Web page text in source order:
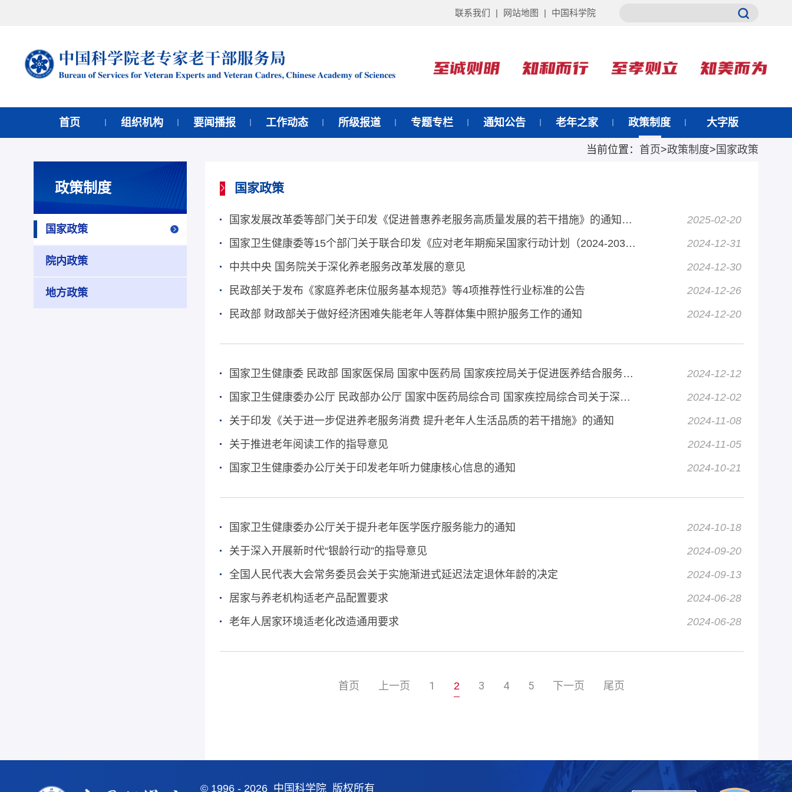
联系我们 | 网站地图 | 中国科学院
首页 组织机构 要闻播报 工作动态 所级报道 专题专栏 通知公告 老年之家 政策制度 大字版
当前位置： 首页>政策制度> 国家政策
政策制度
国家政策
院内政策
地方政策
国家政策
国家发展改革委等部门关于印发《促进普惠养老服务高质量发展的若干措施》的通知（发改体改〔2025〕211号）
2025-02-20
国家卫生健康委等15个部门关于联合印发《应对老年期痴呆国家行动计划（2024-2030年）》的通知
2024-12-31
中共中央 国务院关于深化养老服务改革发展的意见
2024-12-30
民政部关于发布《家庭养老床位服务基本规范》等4项推荐性行业标准的公告
2024-12-26
民政部 财政部关于做好经济困难失能老年人等群体集中照护服务工作的通知
2024-12-20
国家卫生健康委 民政部 国家医保局 国家中医药局 国家疾控局关于促进医养结合服务高质量发展的指导意见
2024-12-12
国家卫生健康委办公厅 民政部办公厅 国家中医药局综合司 国家疾控局综合司关于深化医疗卫生机构与养老机构协议合作的通知
2024-12-02
关于印发《关于进一步促进养老服务消费 提升老年人生活品质的若干措施》的通知
2024-11-08
关于推进老年阅读工作的指导意见
2024-11-05
国家卫生健康委办公厅关于印发老年听力健康核心信息的通知
2024-10-21
国家卫生健康委办公厅关于提升老年医学医疗服务能力的通知
2024-10-18
关于深入开展新时代“银龄行动”的指导意见
2024-09-20
全国人民代表大会常务委员会关于实施渐进式延迟法定退休年龄的决定
2024-09-13
居家与养老机构适老产品配置要求
2024-06-28
老年人居家环境适老化改造通用要求
2024-06-28
首页 上一页 1 2 3 4 5 下一页 尾页
© 1996 - 2026 中国科学院 版权所有